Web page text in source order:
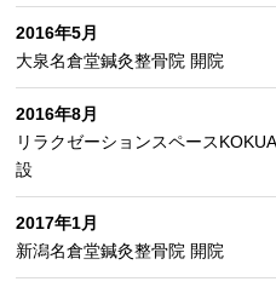
2016年5月
大泉名倉堂鍼灸整骨院 開院
2016年8月
リラクゼーションスペース
設
2017年1月
新潟名倉堂鍼灸整骨院 開院